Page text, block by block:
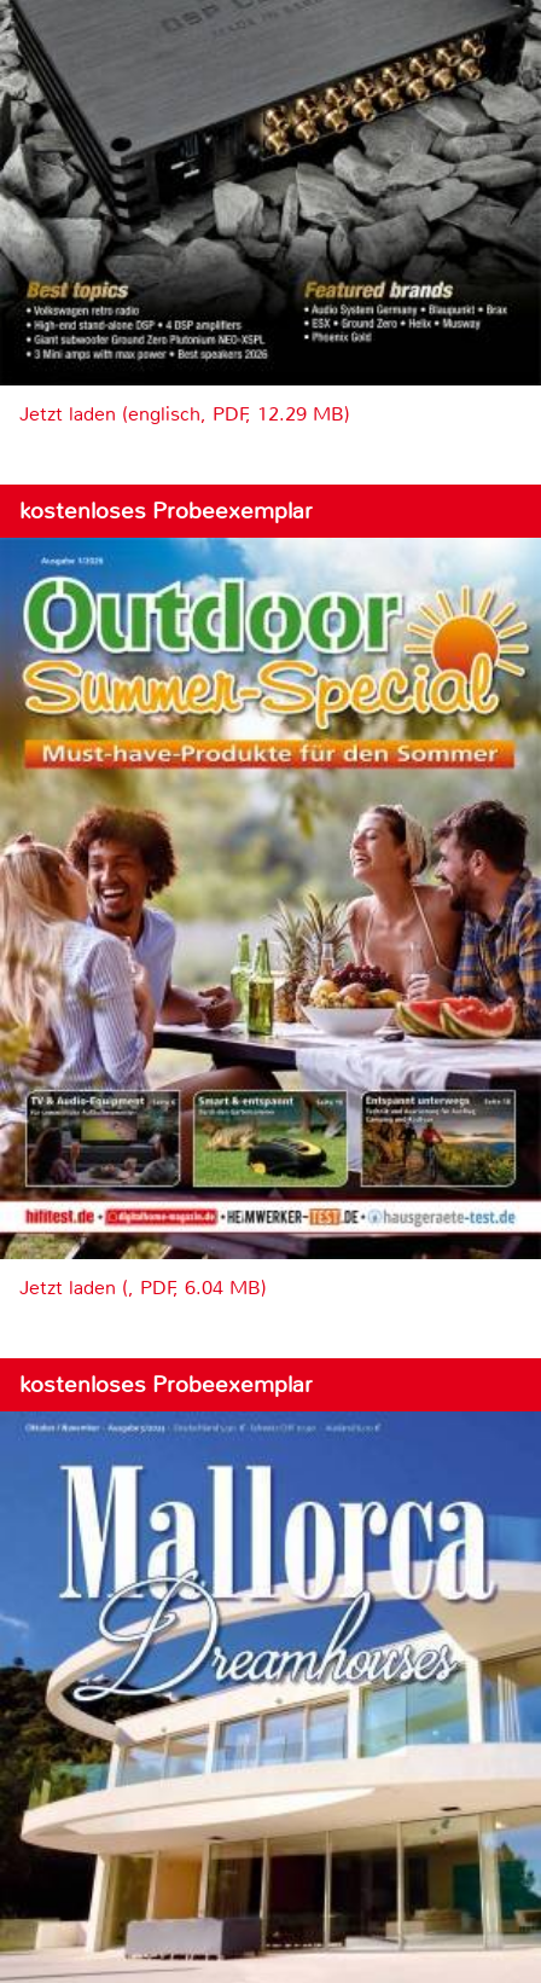
Jetzt laden (englisch, PDF, 12.29 MB)
kostenloses Probeexemplar
Jetzt laden (, PDF, 6.04 MB)
kostenloses Probeexemplar